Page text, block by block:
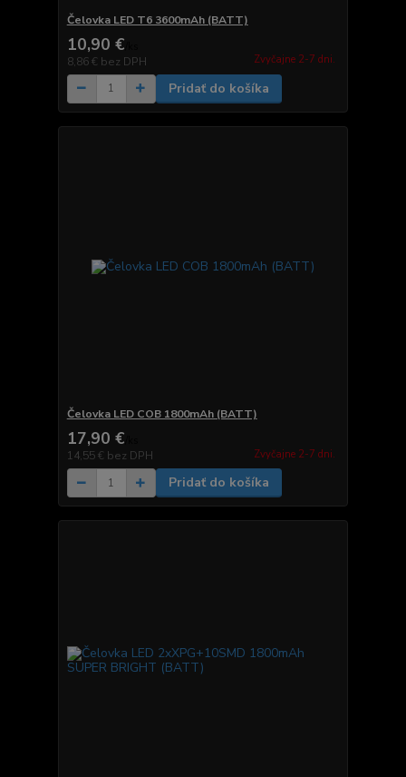
Čelovka LED T6 3600mAh (BATT)
10,90 €
8,86 € bez DPH Zvyčajne 2-7 dni.
Pridať do košíka
Čelovka LED COB 1800mAh (BATT)
17,90 €
14,55 € bez DPH Zvyčajne 2-7 dni.
Pridať do košíka